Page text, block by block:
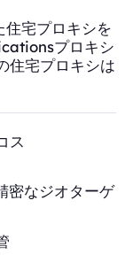
住宅プロキシを
プロキシ
住宅プロキシは
ス
密なジオターゲ